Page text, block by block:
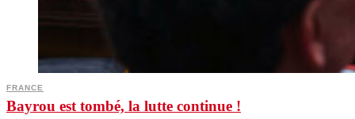
FRANCE
Bayrou est tombé, la lutte continue !